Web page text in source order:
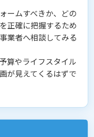
ームすべきか、どの
正確に把握するため
業者へ相談してみる
算やライフスタイル
が見えてくるはずで